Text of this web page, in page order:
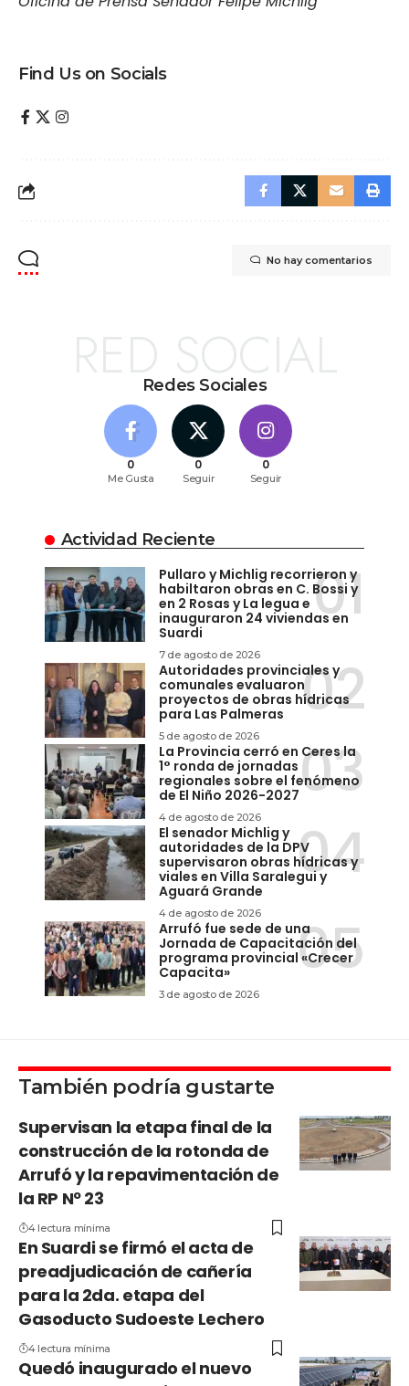
Find Us on Socials
No hay comentarios
Redes Sociales
RED SOCIAL
0
Me Gusta
0
Seguir
0
Seguir
Actividad Reciente
Pullaro y Michlig recorrieron y
habiltaron obras en C. Bossi y
en 2 Rosas y La legua e
inauguraron 24 viviendas en
Suardi
7 de agosto de 2026
Autoridades provinciales y
comunales evaluaron
proyectos de obras hídricas
para Las Palmeras
5 de agosto de 2026
La Provincia cerró en Ceres la
1° ronda de jornadas
regionales sobre el fenómeno
de El Niño 2026-2027
4 de agosto de 2026
El senador Michlig y
autoridades de la DPV
supervisaron obras hídricas y
viales en Villa Saralegui y
Aguará Grande
4 de agosto de 2026
Arrufó fue sede de una
Jornada de Capacitación del
programa provincial «Crecer
Capacita»
3 de agosto de 2026
También podría gustarte
Supervisan la etapa final de la
construcción de la rotonda de
Arrufó y la repavimentación de
la RP Nº 23
4 lectura mínima
En Suardi se firmó el acta de
preadjudicación de cañería
para la 2da. etapa del
Gasoducto Sudoeste Lechero
4 lectura mínima
Quedó inaugurado el nuevo